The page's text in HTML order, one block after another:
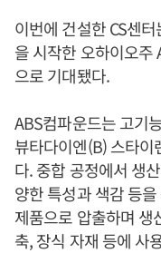
이번에 건설한 CS센
을 시작한 오하이오주
으로 기대됐다.
ABS컴파운드는 고기
뷰타다이엔(B) 스타이
다. 중합 공정에서 생
양한 특성과 색감 등
제품으로 압출하며 생
축, 장식 자재 등에 사